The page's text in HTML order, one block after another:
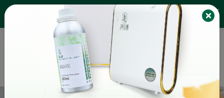
JALIN FRAGRANCES EN
ODM SCENT SERVICE
MARKETING